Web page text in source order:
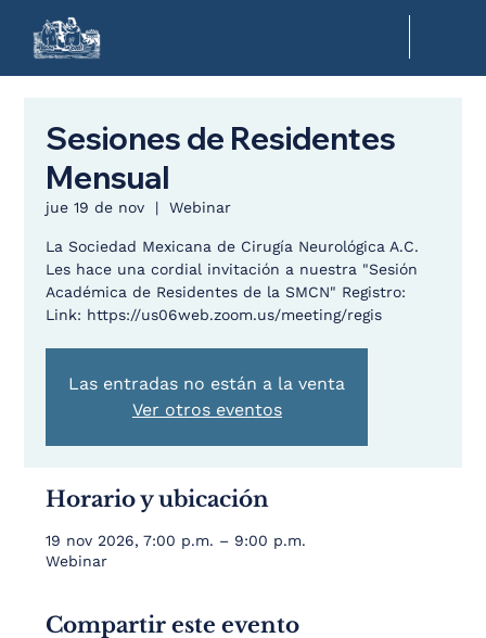
Sesiones de Residentes
Mensual
jue 19 de nov
  |
Webinar
La Sociedad Mexicana de Cirugía Neurológica A.C.
Les hace una cordial invitación a nuestra "Sesión
Académica de Residentes de la SMCN" Registro:
Link: https://us06web.zoom.us/meeting/regis
Las entradas no están a la venta
Ver otros eventos
Horario y ubicación
19 nov 2026, 7:00 p.m. – 9:00 p.m.
Webinar
Compartir este evento